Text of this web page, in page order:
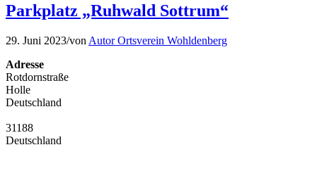
Parkplatz „Ruhwald Sottrum“
29. Juni 2023/von Autor Ortsverein Wohldenberg
Adresse
Rotdornstraße
Holle
Deutschland
31188
Deutschland